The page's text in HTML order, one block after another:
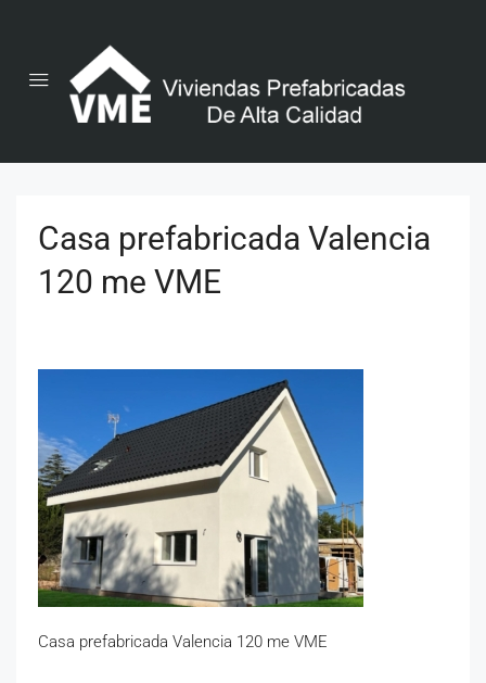
Casa prefabricada Valencia
120 me VME
Casa prefabricada Valencia 120 me VME